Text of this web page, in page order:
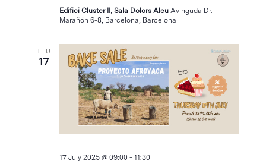
Edifici Cluster II, Sala Dolors AleuAvinguda Dr.
Marañón 6-8, Barcelona, Barcelona
THU
17
17 July 2025 @ 09:00 -11:30